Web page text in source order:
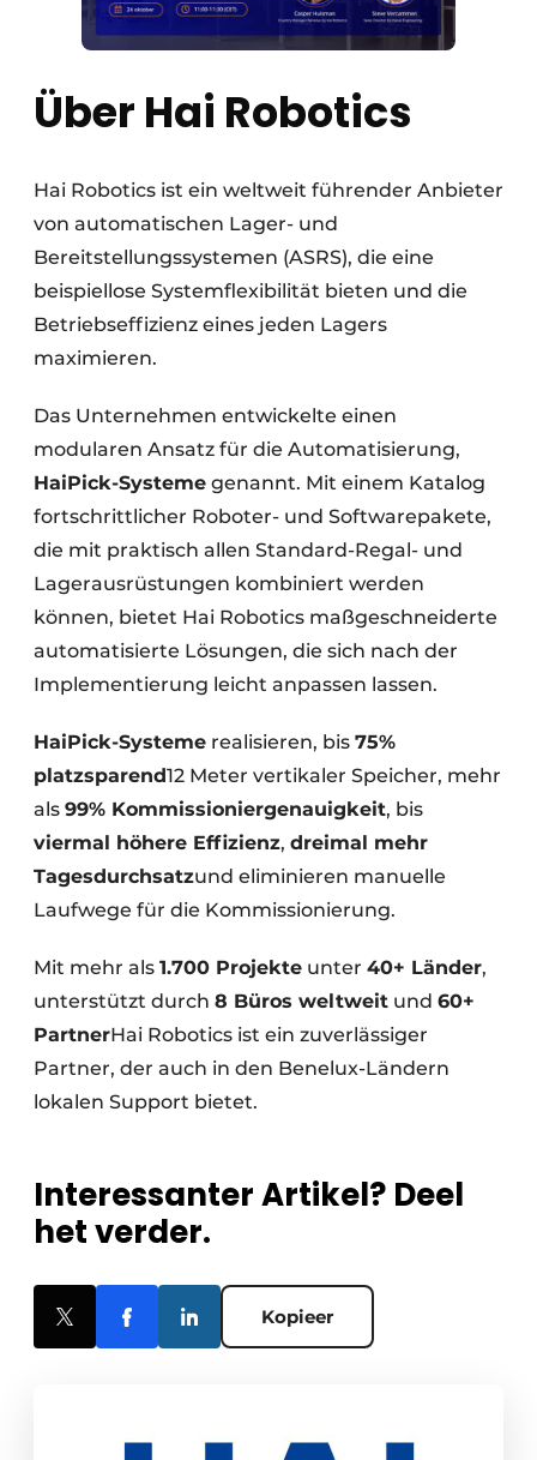
Über Hai Robotics
Hai Robotics ist ein weltweit führender Anbieter
von automatischen Lager- und
Bereitstellungssystemen (ASRS), die eine
beispiellose Systemflexibilität bieten und die
Betriebseffizienz eines jeden Lagers
maximieren.
Das Unternehmen entwickelte einen
modularen Ansatz für die Automatisierung,
HaiPick-Systeme genannt. Mit einem Katalog
fortschrittlicher Roboter- und Softwarepakete,
die mit praktisch allen Standard-Regal- und
Lagerausrüstungen kombiniert werden
können, bietet Hai Robotics maßgeschneiderte
automatisierte Lösungen, die sich nach der
Implementierung leicht anpassen lassen.
HaiPick-Systeme realisieren, bis 75%
platzsparend12 Meter vertikaler Speicher, mehr
als 99% Kommissioniergenauigkeit, bis
viermal höhere Effizienz, dreimal mehr
Tagesdurchsatzund eliminieren manuelle
Laufwege für die Kommissionierung.
Mit mehr als 1.700 Projekte unter 40+ Länder,
unterstützt durch 8 Büros weltweit und 60+
PartnerHai Robotics ist ein zuverlässiger
Partner, der auch in den Benelux-Ländern
lokalen Support bietet.
Interessanter Artikel? Deel
het verder.
Kopieer